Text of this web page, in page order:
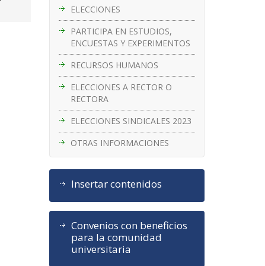
ELECCIONES
PARTICIPA EN ESTUDIOS,
ENCUESTAS Y EXPERIMENTOS
RECURSOS HUMANOS
ELECCIONES A RECTOR O
RECTORA
ELECCIONES SINDICALES 2023
OTRAS INFORMACIONES
Insertar contenidos
Convenios con beneficios
para la comunidad
universitaria